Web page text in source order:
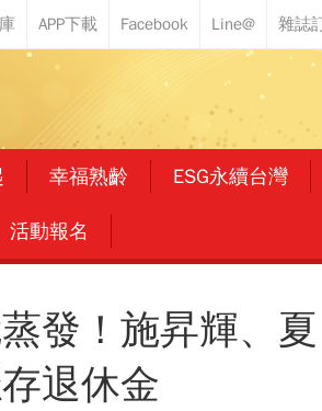
幸福熟齡 ESG永續台灣
活動報名
發！施昇輝、夏
退休金